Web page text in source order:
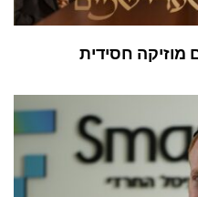
מוזיקה חסידית